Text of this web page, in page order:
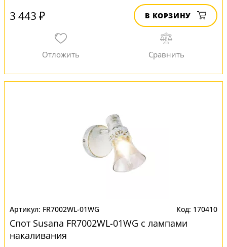
3 443 ₽ В КОРЗИНУ
FR7002WL-01WG 170410
Спот Susana FR7002WL-01WG с лампами
накаливания